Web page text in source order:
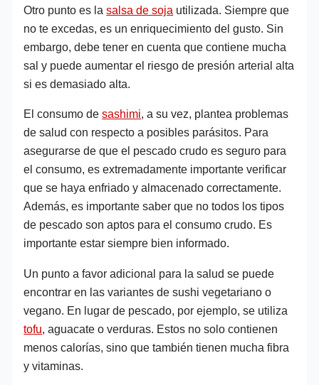
Otro punto es lasalsa de soja utilizada. Siempre que
no te excedas, es un enriquecimiento del gusto. Sin
embargo, debe tener en cuenta que contiene mucha
sal y puede aumentar el riesgo de presión arterial alta
si es demasiado alta.
El consumo desashimi, a su vez, plantea problemas
de salud con respecto a posibles parásitos. Para
asegurarse de que el pescado crudo es seguro para
el consumo, es extremadamente importante verificar
que se haya enfriado y almacenado correctamente.
Además, es importante saber que no todos los tipos
de pescado son aptos para el consumo crudo. Es
importante estar siempre bien informado.
Un punto a favor adicional para la salud se puede
encontrar en las variantes de sushi vegetariano o
vegano. En lugar de pescado, por ejemplo, se utiliza
tofu, aguacate o verduras. Estos no solo contienen
menos calorías, sino que también tienen mucha fibra
y vitaminas.